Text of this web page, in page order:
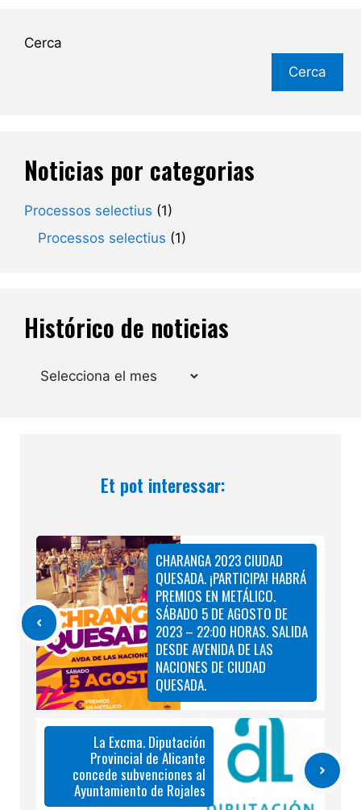
Cerca
Cerca
Noticias por categorias
Processos selectius (1)
Processos selectius (1)
Histórico de noticias
Arxius
Et pot interessar:
CHARANGA 2023 CIUDAD
QUESADA. ¡PARTICIPA! HABRÁ
PREMIOS EN METÁLICO.
SÁBADO 5 DE AGOSTO DE
2023 – 22:00 HORAS. SALIDA
DESDE AVENIDA DE LAS
NACIONES DE CIUDAD
QUESADA.
La Excma. Diputación
Provincial de Alicante
concede subvenciones al
Ayuntamiento de Rojales